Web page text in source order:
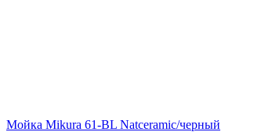
Мойка Mikura 61-BL Natceramic/черный